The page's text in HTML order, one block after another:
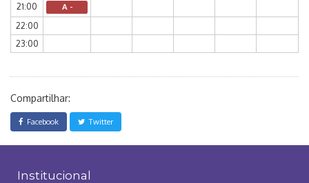
21:00 A -
22:00
23:00
Compartilhar:
Facebook Twitter
Institucional